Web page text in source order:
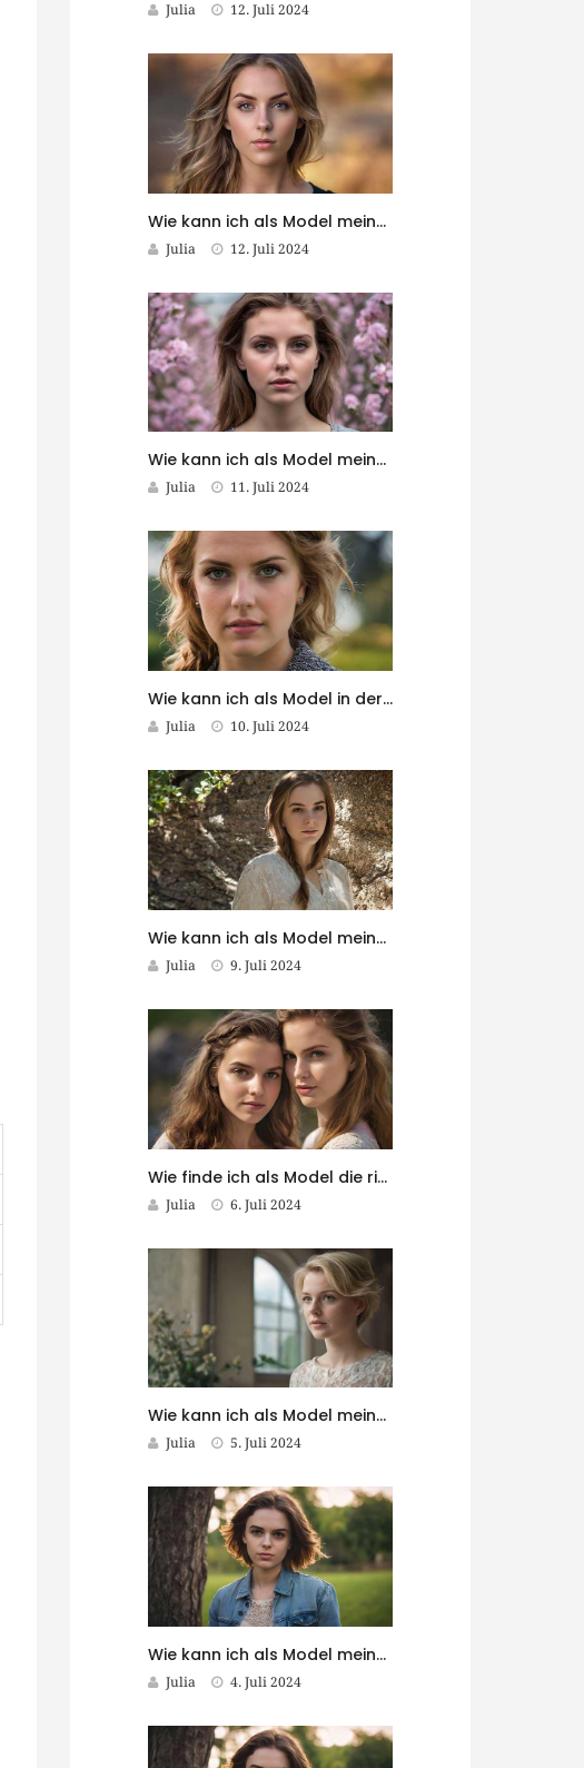
Julia 12. Juli 2024
Wie kann ich als Model meine Online-Präsenz optimieren?
Julia 12. Juli 2024
Wie kann ich als Model meine Reiseleidenschaft mit meiner Karriere verbinden?
Julia 11. Juli 2024
Wie kann ich als Model in der Werbebranche erfolgreich sein?
Julia 10. Juli 2024
Wie kann ich als Model meine eigene Modekollektion entwerfen?
Julia 9. Juli 2024
Wie finde ich als Model die richtigen Stylisten für meine Shootings?
Julia 6. Juli 2024
Wie kann ich als Model meine Follower in meine Reise einbeziehen?
Julia 5. Juli 2024
Wie kann ich als Model meine eigene Marke aufbauen?
Julia 4. Juli 2024